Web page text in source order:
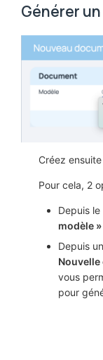
Générer
Créez
Pour cela, 2
Depuis
modèle »
Depuis
vous
pour